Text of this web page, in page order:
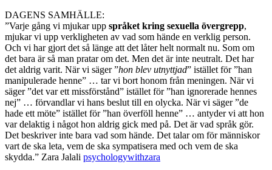
DAGENS SAMHÄLLE:
”Varje gång vi mjukar upp språket kring sexuella övergrepp,
mjukar vi upp verkligheten av vad som hände en verklig person.
Och vi har gjort det så länge att det låter helt normalt nu. Som om
det bara är så man pratar om det. Men det är inte neutralt. Det har
det aldrig varit. När vi säger ”hon blev utnyttjad” istället för ”han
manipulerade henne” … tar vi bort honom från meningen. När vi
säger ”det var ett missförstånd” istället för ”han ignorerade hennes
nej” … förvandlar vi hans beslut till en olycka. När vi säger ”de
hade ett möte” istället för ”han överföll henne” … antyder vi att hon
var delaktig i något hon aldrig gick med på. Det är vad språk gör.
Det beskriver inte bara vad som hände. Det talar om för människor
vart de ska leta, vem de ska sympatisera med och vem de ska
skydda.” Zara Jalali psychologywithzara